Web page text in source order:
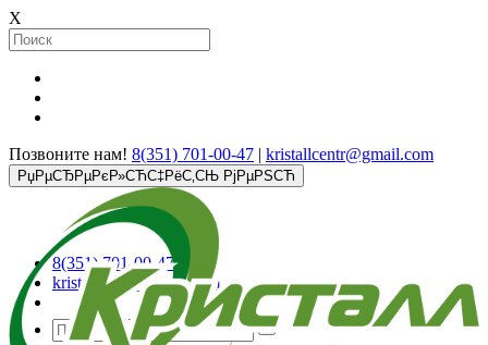
X
Позвоните нам! 8(351) 701-00-47 | kristallcentr@gmail.com
РџРµСЂРµРєР»СЋС‡РёС‚СЊ РјРµРЅСЋ
8(351) 701-00-47
kristallcentr@gmail.com